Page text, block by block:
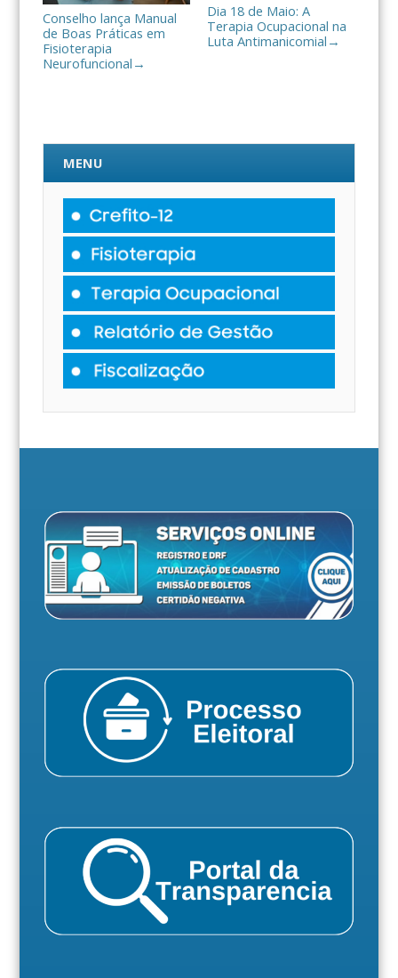
Conselho lança Manual
de Boas Práticas em
Fisioterapia
Neurofuncional →
Dia 18 de Maio: A
Terapia Ocupacional na
Luta Antimanicomial →
MENU